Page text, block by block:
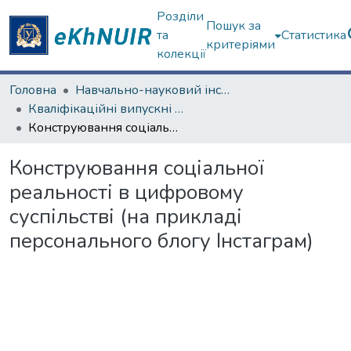
Розділи
та
колекції
Пошук за
критеріями
Статистика
Головна
Навчально-науковий інститут соціології та медіакомунікацій
Кваліфікаційні випускні роботи магістрів. Навчально-науковий інститут соціології та медіакомунікацій
Конструювання соціальної реальності в цифровому суспільстві (на прикладі персонального блогу Інстаграм)
Конструювання соціальної
реальності в цифровому
суспільстві (на прикладі
персонального блогу Інстаграм)